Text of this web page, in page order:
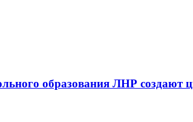
образования ЛНР создают